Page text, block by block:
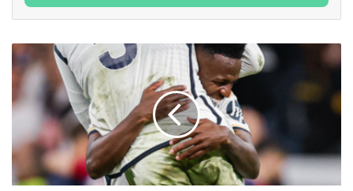
Bellingham
decide
novamente,
e
Madrid
bate
Barcelona
mais